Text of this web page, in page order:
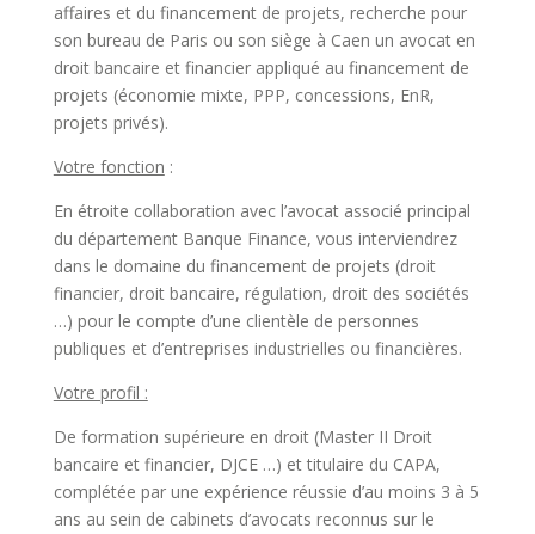
affaires et du financement de projets, recherche pour
son bureau de Paris ou son siège à Caen un avocat en
droit bancaire et financier appliqué au financement de
projets (économie mixte, PPP, concessions, EnR,
projets privés).
Votre fonction :
En étroite collaboration avec l’avocat associé principal
du département Banque Finance, vous interviendrez
dans le domaine du financement de projets (droit
financier, droit bancaire, régulation, droit des sociétés
…) pour le compte d’une clientèle de personnes
publiques et d’entreprises industrielles ou financières.
Votre profil :
De formation supérieure en droit (Master II Droit
bancaire et financier, DJCE …) et titulaire du CAPA,
complétée par une expérience réussie d’au moins 3 à 5
ans au sein de cabinets d’avocats reconnus sur le